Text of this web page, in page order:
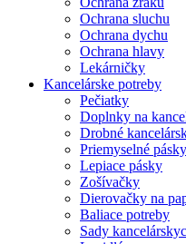
Ochrana sluchu
Ochrana dychu
Ochrana hlavy
Lekárničky
Kancelárske potreby
Pečiatky
Doplnky na
Drobné
Priemyselné pásky
Lepiace pásky
Zošívačky
Dierovačky na
Baliace potreby
Sady